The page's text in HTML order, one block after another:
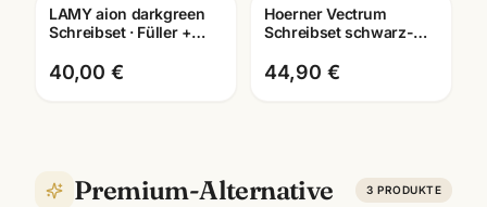
Gravur
LAMY aion darkgreen
Schreibset · Füller +
Lasergravur Mannheim
40,00 €
Gravur
Hoerner Vectrum
Schreibset schwarz-
Füller/Tintenroller/
wählbar
44,90 €
Premium-Alternative 3 PRODUKTE